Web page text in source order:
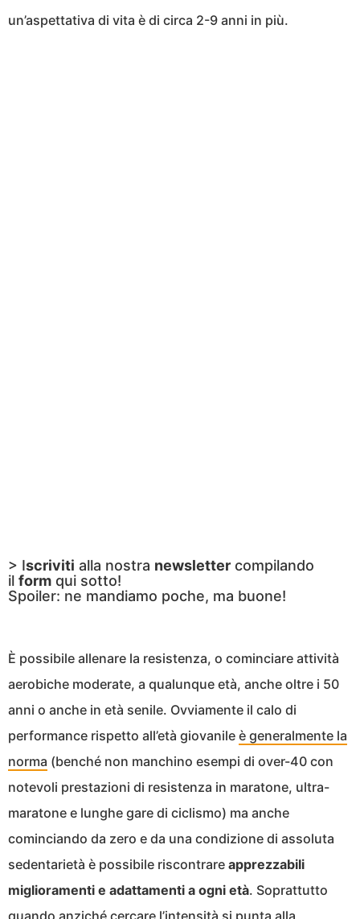
un’aspettativa di vita è di circa 2-9 anni in più.
> Iscriviti alla nostra newsletter compilando
il form qui sotto!
Spoiler: ne mandiamo poche, ma buone!
È possibile allenare la resistenza, o cominciare attività
aerobiche moderate, a qualunque età, anche oltre i 50
anni o anche in età senile. Ovviamente il calo di
performance rispetto all’età giovanile è generalmente la
norma (benché non manchino esempi di over-40 con
notevoli prestazioni di resistenza in maratone, ultra-
maratone e lunghe gare di ciclismo) ma anche
cominciando da zero e da una condizione di assoluta
sedentarietà è possibile riscontrare apprezzabili
miglioramenti e adattamenti a ogni età. Soprattutto